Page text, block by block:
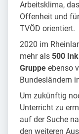
Arbeitsklima,
Offenheit und
TVÖD orientiert.
2020 im
mehr als 500
Gruppe ebenso
Bundesländern
Um zukünftig
Unterricht zu
auf der Suche
den weiteren